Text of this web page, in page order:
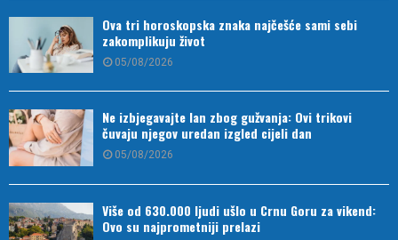
Ova tri horoskopska znaka najčešće sami sebi
zakomplikuju život
05/08/2026
Ne izbjegavajte lan zbog gužvanja: Ovi trikovi
čuvaju njegov uredan izgled cijeli dan
05/08/2026
Više od 630.000 ljudi ušlo u Crnu Goru za vikend:
Ovo su najprometniji prelazi